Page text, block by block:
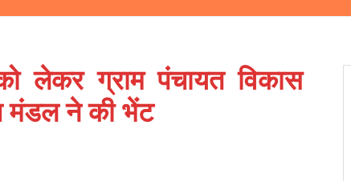
लेकर ग्राम पंचायत विकास
मंडल ने की भेंट